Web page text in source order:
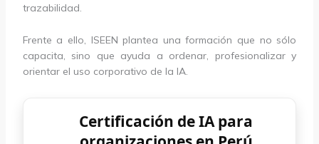
trazabilidad.
Frente a ello, ISEEN plantea una formación que no sólo
capacita, sino que ayuda a ordenar, profesionalizar y
orientar el uso corporativo de la IA.
Certificación de IA para